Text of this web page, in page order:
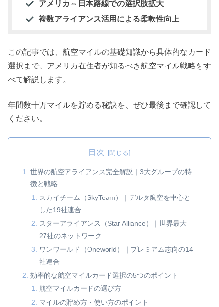
アメリカ⇔日本路線での選択肢拡大
複数アライアンス活用による柔軟性向上
この記事では、航空マイルの基礎知識から具体的なカード
選択まで、アメリカ在住者が知るべき航空マイル戦略をす
べて解説します。
年間数十万マイルを貯める秘訣を、ぜひ最後まで確認して
ください。
目次
世界の航空アライアンス完全解説｜3大グループの特
徴と戦略
スカイチーム（SkyTeam）｜デルタ航空を中心と
した19社連合
スターアライアンス（Star Alliance）｜世界最大
27社のネットワーク
ワンワールド（Oneworld）｜プレミアム志向の14
社連合
効率的な航空マイルカード選択の5つのポイント
航空マイルカードの選び方
マイルの貯め方・使い方のポイント